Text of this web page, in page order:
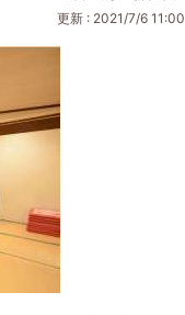
更新 : 2021/7/6 11:00